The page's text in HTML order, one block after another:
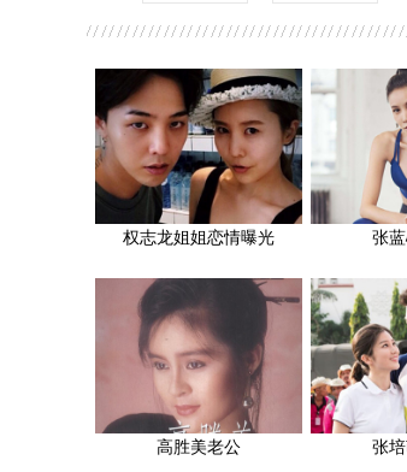
权志龙姐姐恋情曝光 张
高胜美老公 张